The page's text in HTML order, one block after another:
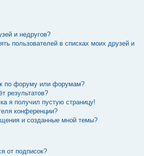
и недругов?
пользователей в списках моих друзей и
по форуму или форумам?
результатов?
я получил пустую страницу!
конференции?
и созданные мной темы?
от подписок?